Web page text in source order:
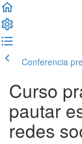
Conferencia
Curso
pautar
redes